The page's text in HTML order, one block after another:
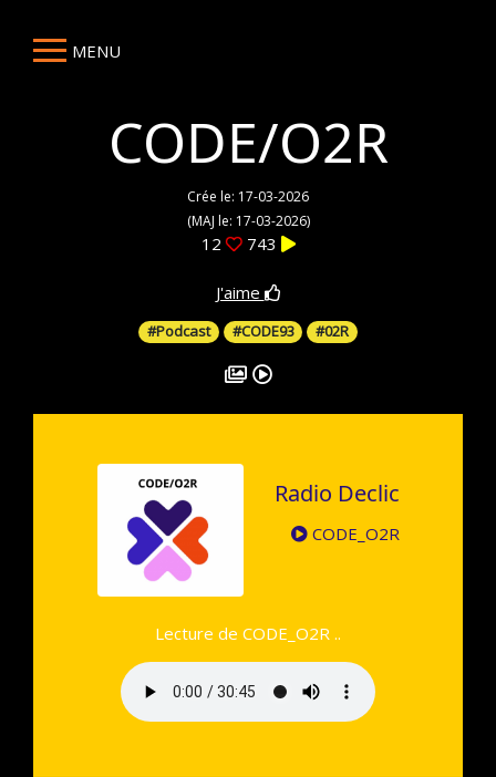
MENU
CODE/O2R
Crée le: 17-03-2026
(MAJ le: 17-03-2026)
12 743
J'aime
#Podcast #CODE93 #02R
Radio Declic
CODE_O2R
Lecture de CODE_O2R ..